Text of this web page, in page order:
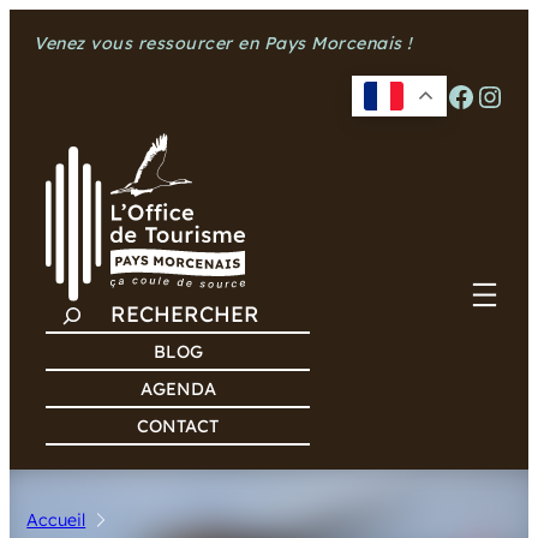
Venez vous ressourcer en Pays Morcenais !
Facebook Instagram
C
H
R
H
BLOG
AGENDA
CONTACT
Accueil